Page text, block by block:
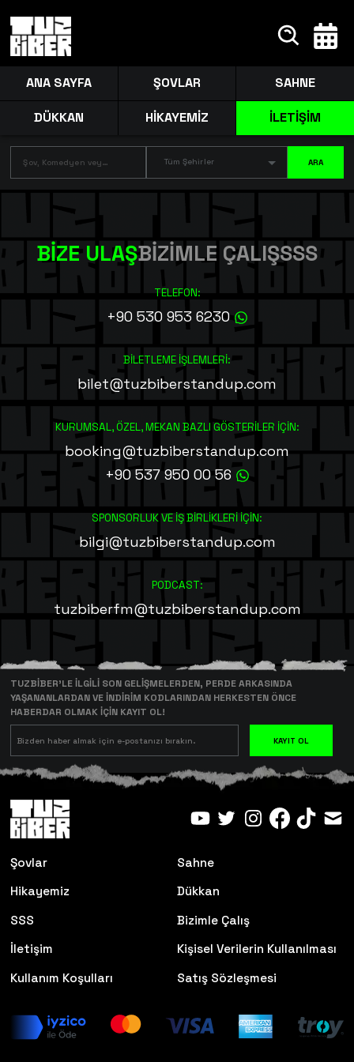
ANA SAYFA ŞOVLAR SAHNE
DÜKKAN HİKAYEMİZ İLETİŞİM
Tüm Şehirler ARA
BİZE ULAŞBİZİMLE ÇALIŞSSS
TELEFON:
+90 530 953 6230
BİLETLEME İŞLEMLERİ:
bilet@tuzbiberstandup.com
KURUMSAL, ÖZEL, MEKAN BAZLI GÖSTERİLER İÇİN:
booking@tuzbiberstandup.com
+90 537 950 00 56
SPONSORLUK VE İŞ BİRLİKLERİ İÇİN:
bilgi@tuzbiberstandup.com
PODCAST:
tuzbiberfm@tuzbiberstandup.com
TUZBİBER’LE İLGİLİ SON GELİŞMELERDEN, PERDE ARKASINDA
YAŞANANLARDAN VE İNDİRİM KODLARINDAN HERKESTEN ÖNCE
HABERDAR OLMAK İÇİN KAYIT OL!
KAYIT OL
Şovlar
Sahne
Hikayemiz
Dükkan
SSS
Bizimle Çalış
İletişim
Kişisel Verilerin Kullanılması
Kullanım Koşulları
Satış Sözleşmesi